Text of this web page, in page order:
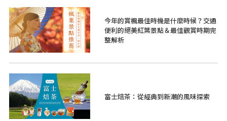
今年的賞楓最佳時機是什麼時候？交通
便利的絕美紅葉景點＆最佳觀賞時期完
整解析
富士焙茶：從經典到新潮的風味探索